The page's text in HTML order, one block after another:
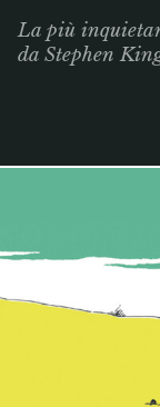
La più
da Stephen